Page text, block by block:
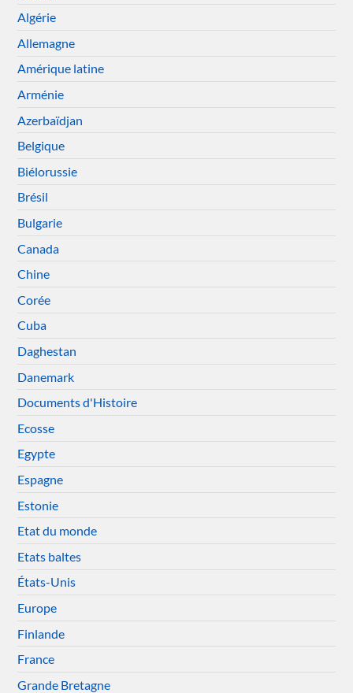
Algérie
Allemagne
Amérique latine
Arménie
Azerbaïdjan
Belgique
Biélorussie
Brésil
Bulgarie
Canada
Chine
Corée
Cuba
Daghestan
Danemark
Documents d'Histoire
Ecosse
Egypte
Espagne
Estonie
Etat du monde
Etats baltes
États-Unis
Europe
Finlande
France
Grande Bretagne